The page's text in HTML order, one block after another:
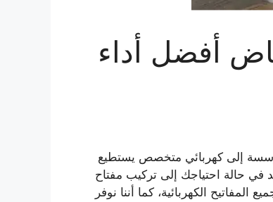
أفضل أداء
مؤسسة إلى كهربائي متخصص يستطيع
في حالة احتياجك إلى تركيب مفتاح
الكهربائية، كما أننا نوفر